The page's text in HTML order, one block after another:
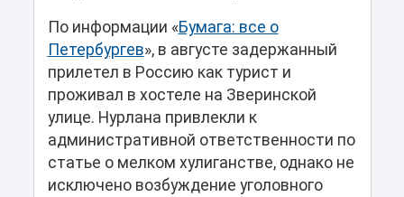
По информации «Бумага: все о
Петербургев», в августе задержанный
прилетел в Россию как турист и
проживал в хостеле на Зверинской
улице. Нурлана привлекли к
административной ответственности по
статье о мелком хулиганстве, однако не
исключено возбуждение уголовного